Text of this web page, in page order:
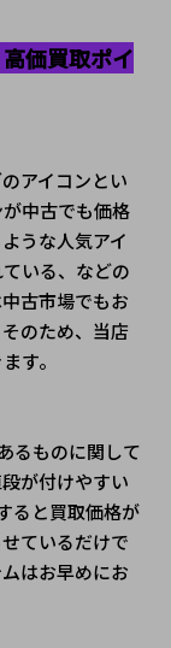
価買取ポイ
アイコンとい
中古でも価格
うな人気アイ
いる、などの
古市場でもお
のため、当店
す。
るものに関して
が付けやすい
ると買取価格が
ているだけで
はお早めにお